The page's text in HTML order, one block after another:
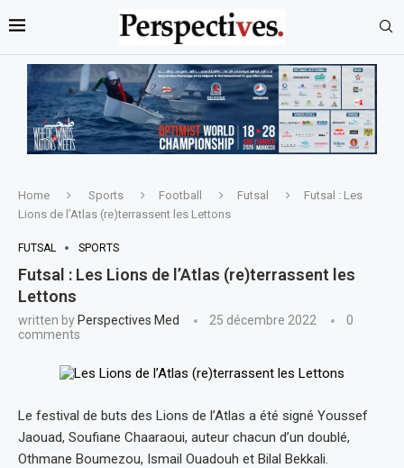
Home Sports Football Futsal
Futsal : Les
Lions de l’Atlas (re)terrassent les Lettons
FUTSAL SPORTS
Futsal : Les Lions de l’Atlas (re)terrassent les
Lettons
written by Perspectives Med 25 décembre 2022
0
comments
Le festival de buts des Lions de l’Atlas a été signé Youssef
Jaouad, Soufiane Chaaraoui, auteur chacun d’un doublé,
Othmane Boumezou, Ismail Ouadouh et Bilal Bekkali.